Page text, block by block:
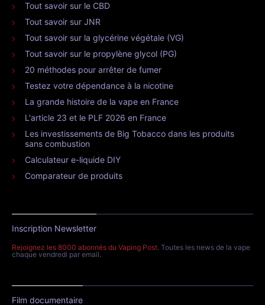
Tout savoir sur le CBD
Tout savoir sur JNR
Tout savoir sur la glycérine végétale (VG)
Tout savoir sur le propylène glycol (PG)
20 méthodes pour arrêter de fumer
Testez votre dépendance à la nicotine
La grande histoire de la vape en France
L'article 23 et le PLF 2026 en France
Les investissements de Big Tobacco dans les produits
sans combustion
Calculateur e-liquide DIY
Comparateur de produits
Inscription Newsletter
Rejoignez les 8000 abonnés du Vaping Post. Toutes les news de la vape
chaque vendredi par email.
Film documentaire